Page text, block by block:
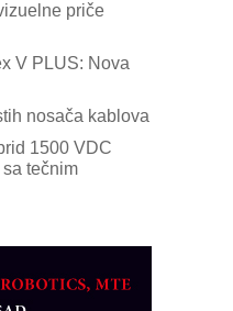
priče
V PLUS: Nova
nosača kablova
1500 VDC
tečnim
proizvodnju